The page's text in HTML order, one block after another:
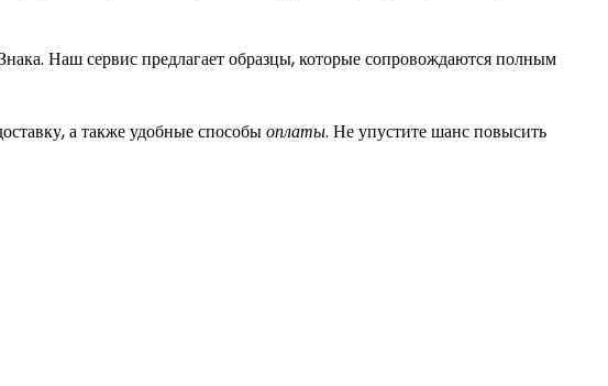
Наш сервис предлагает образцы, которые сопровождаются полным
а также удобные способыоплаты. Не упустите шанс повысить